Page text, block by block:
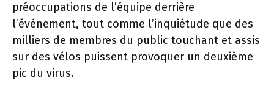
préoccupations de l’équipe derrière
l’événement, tout comme l’inquiétude que des
milliers de membres du public touchant et assis
sur des vélos puissent provoquer un deuxième
pic du virus.